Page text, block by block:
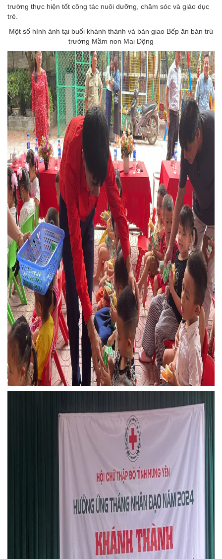
trường thực hiện tốt công tác nuôi dưỡng, chăm sóc và giáo dục
trẻ.
Một số hình ảnh tại buổi khánh thành và bàn giao Bếp ăn bán trú
trường Mầm non Mai Động